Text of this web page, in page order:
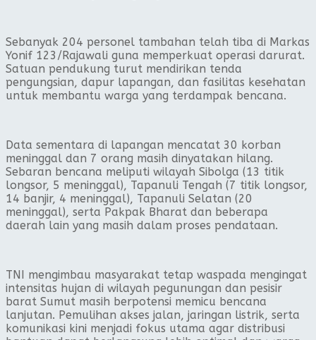
Sebanyak 204 personel tambahan telah tiba di Markas
Yonif 123/Rajawali guna memperkuat operasi darurat.
Satuan pendukung turut mendirikan tenda
pengungsian, dapur lapangan, dan fasilitas kesehatan
untuk membantu warga yang terdampak bencana.
Data sementara di lapangan mencatat 30 korban
meninggal dan 7 orang masih dinyatakan hilang.
Sebaran bencana meliputi wilayah Sibolga (13 titik
longsor, 5 meninggal), Tapanuli Tengah (7 titik longsor,
14 banjir, 4 meninggal), Tapanuli Selatan (20
meninggal), serta Pakpak Bharat dan beberapa
daerah lain yang masih dalam proses pendataan.
TNI mengimbau masyarakat tetap waspada mengingat
intensitas hujan di wilayah pegunungan dan pesisir
barat Sumut masih berpotensi memicu bencana
lanjutan. Pemulihan akses jalan, jaringan listrik, serta
komunikasi kini menjadi fokus utama agar distribusi